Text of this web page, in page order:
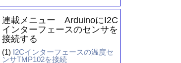
連載メニュー ArduinoにI2C
インターフェースのセンサを
接続する
(1)
I2Cインターフェースの温度セ
ンサTMP102を接続